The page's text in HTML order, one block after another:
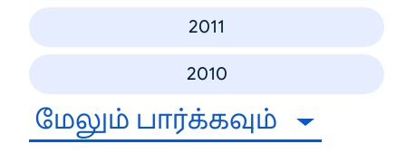
2011
2010
மேலும் பார்க்கவும்